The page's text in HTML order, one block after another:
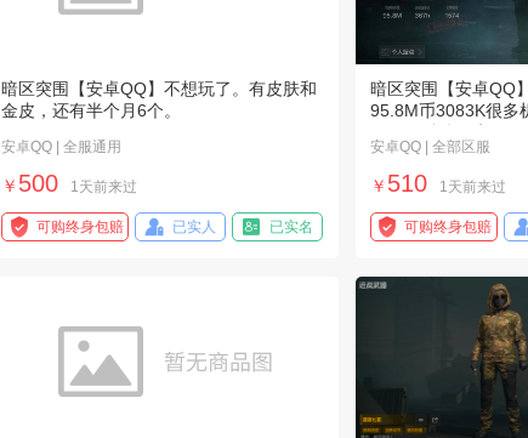
暗区突围【安卓QQ】不想玩了。有皮肤和
金皮，还有半个月6个。
安卓QQ | 全服通用
￥ 500 1天前来过
可购终身包赔 已实人 已实名
暗区突围【安卓QQ
95.8M币3083K很多
安卓QQ | 全部区服
￥ 510 1天前来过
可购终身包赔